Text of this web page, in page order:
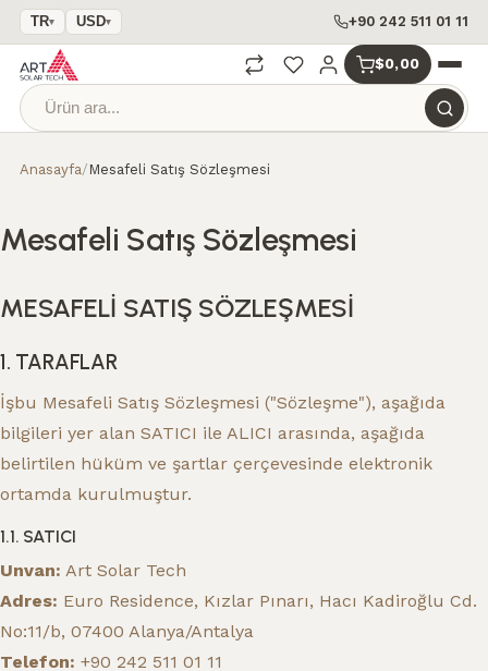
TR▾ USD▾ +90 242 511 01 11
$0,00
Anasayfa/ Mesafeli Satış Sözleşmesi
Mesafeli Satış Sözleşmesi
MESAFELİ SATIŞ SÖZLEŞMESİ
1. TARAFLAR
İşbu Mesafeli Satış Sözleşmesi ("Sözleşme"), aşağıda
bilgileri yer alan SATICI ile ALICI arasında, aşağıda
belirtilen hüküm ve şartlar çerçevesinde elektronik
ortamda kurulmuştur.
1.1. SATICI
Unvan: Art Solar Tech
Adres: Euro Residence, Kızlar Pınarı, Hacı Kadiroğlu Cd.
No:11/b, 07400 Alanya/Antalya
Telefon: +90 242 511 01 11